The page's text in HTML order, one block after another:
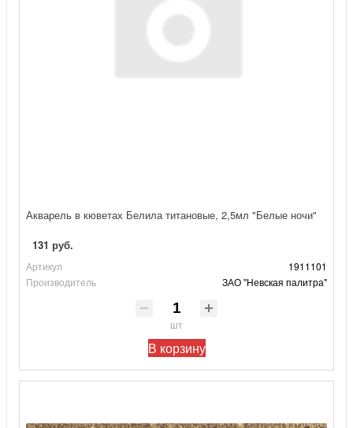
Акварель в кюветах Белила титановые, 2,5мл "Белые ночи"
131 руб.
Артикул
1911101
Производитель
ЗАО "Невская палитра"
шт
В корзину